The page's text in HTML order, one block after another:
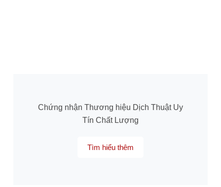
Chứng nhận Thương hiệu Dịch Thuật Uy
Tín Chất Lượng
Tìm hiểu thêm